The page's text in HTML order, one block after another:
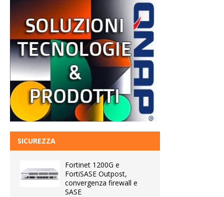
SICUREZZA
Fortinet 1200G e
FortiSASE Outpost,
convergenza firewall e
SASE